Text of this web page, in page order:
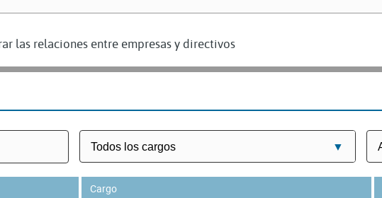
las relaciones entre empresas y directivos
Cargo